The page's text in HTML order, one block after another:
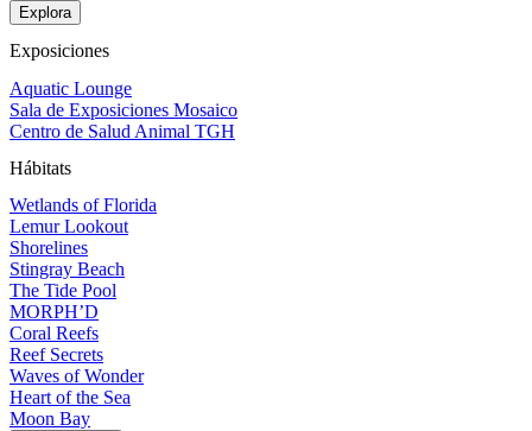
Explora
Exposiciones
Aquatic Lounge
Sala de Exposiciones Mosaico
Centro de Salud Animal TGH
Hábitats
Wetlands of Florida
Lemur Lookout
Shorelines
Stingray Beach
The Tide Pool
MORPH’D
Coral Reefs
Reef Secrets
Waves of Wonder
Heart of the Sea
Moon Bay